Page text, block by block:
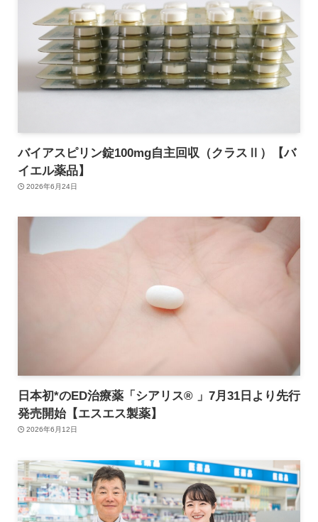
バイアスピリン錠100mg自主回収（クラスⅡ）【バ
イエル薬品】
2026年6月24日
日本初*のED治療薬「シアリス® 」7月31日より先行
発売開始【エスエス製薬】
2026年6月12日